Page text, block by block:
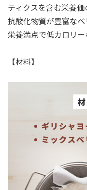
ティクスを含む栄養
抗酸化物質が豊富なベ
栄養満点で低カロリー
【材料】